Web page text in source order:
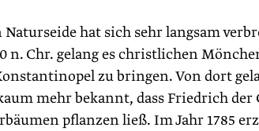
hat sich sehr langsam
n. Chr. gelang es christlichen
zu bringen. Von dort
mehr bekannt, dass Friedrich der
pflanzen ließ. Im Jahr 1785